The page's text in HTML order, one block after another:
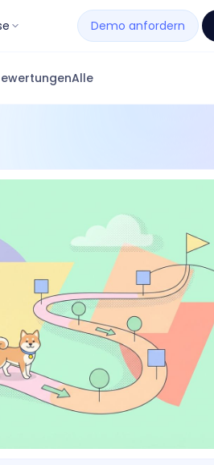
Demo anfordern
Alle